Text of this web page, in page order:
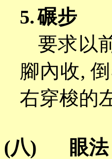
5.碾步
要求以
腳內收,
右穿梭的
(八) 眼法